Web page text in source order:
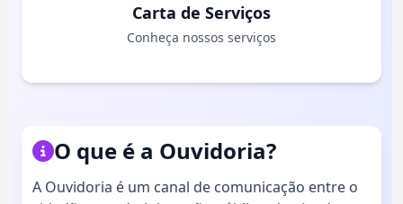
Carta de Serviços
Conheça nossos serviços
O que é a Ouvidoria?
A Ouvidoria é um canal de comunicação entre o